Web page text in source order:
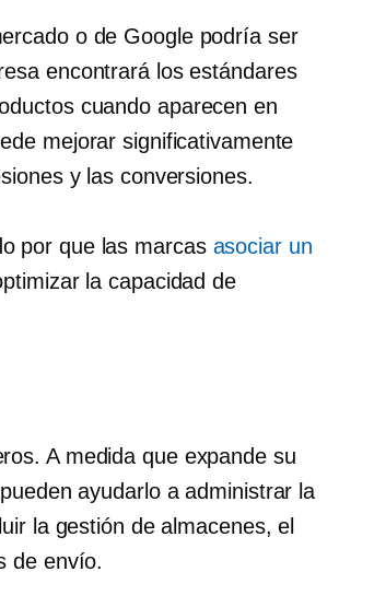
o de Google podría ser
encontrará los estándares
cuando aparecen en
mejorar significativamente
y las conversiones.
por que las marcas asociar un
la capacidad de
A medida que expande su
ayudarlo a administrar la
la gestión de almacenes, el
de envío.